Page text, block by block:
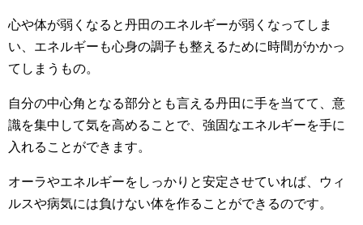
心や体が弱くなると丹田のエネルギーが弱くなってしま
い、エネルギーも心身の調子も整えるために時間がかかっ
てしまうもの。
自分の中心角となる部分とも言える丹田に手を当てて、意
識を集中して気を高めることで、強固なエネルギーを手に
入れることができます。
オーラやエネルギーをしっかりと安定させていれば、ウィ
ルスや病気には負けない体を作ることができるのです。